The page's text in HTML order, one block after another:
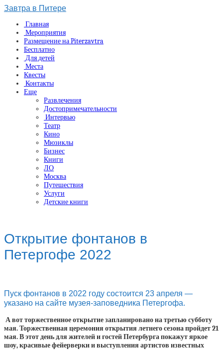
Завтра в Питере
Главная
Мероприятия
Размещение на Piterzavtra
Бесплатно
Для детей
Места
Квесты
Контакты
Еще
Развлечения
Достопримечательности
Интервью
Театр
Кино
Мюзиклы
Бизнес
Книги
ЛО
Москва
Путешествия
Услуги
Детские книги
Открытие фонтанов в
Петергофе 2022
Пуск фонтанов в 2022 году состоится 23 апреля —
указано на сайте музея-заповедника Петергофа.
А вот торжественное открытие запланировано на третью субботу
мая. Торжественная церемония открытия летнего сезона пройдет 21
мая. В этот день для жителей и гостей Петербурга покажут яркое
шоу, красивые фейерверки и выступления артистов известных